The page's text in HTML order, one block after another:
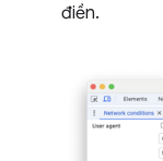
điền.